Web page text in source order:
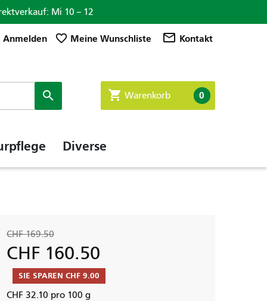
Mi 10 – 12
Anmelden favorite_border Meine Wunschliste mail_outline Kontakt
 shopping_cart Warenkorb 0
Diverse
CHF 169.50
CHF 160.50
SIE SPAREN CHF 9.00
CHF 32.10 pro 100 g